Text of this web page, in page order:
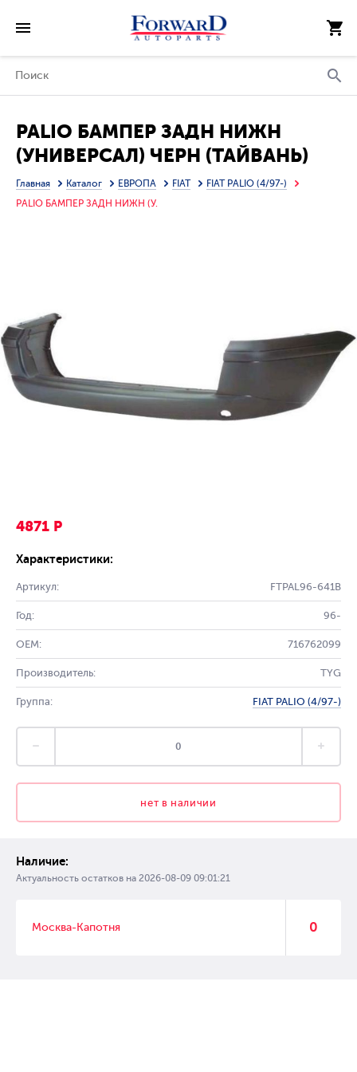
PALIO БАМПЕР ЗАДН НИЖН
(УНИВЕРСАЛ) ЧЕРН (ТАЙВАНЬ)
Главная Каталог ЕВРОПА FIAT
FIAT PALIO (4/97-)
PALIO БАМПЕР ЗАДН НИЖН (У.
4871 Р
Характеристики:
Артикул: FTPAL96-641B
Год: 96-
OEM: 716762099
Производитель: TYG
Группа: FIAT PALIO (4/97-)
нет в наличии
Наличие:
Актуальность остатков на 2026-08-09 09:01:21
Москва-Капотня 0